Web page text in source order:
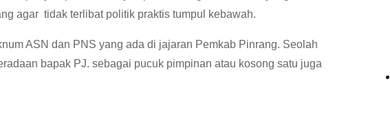
agar tidak terlibat politik praktis tumpul kebawah.
ASN dan PNS yang ada di jajaran Pemkab Pinrang. Seolah
bapak PJ. sebagai pucuk pimpinan atau kosong satu juga